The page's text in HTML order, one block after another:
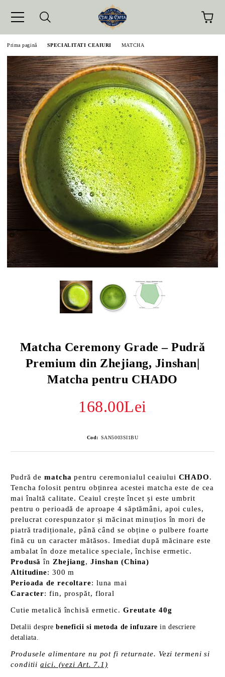
Prima pagină SPECIALITATI CEAIURI MATCHA
Matcha Ceremony Grade – Pudră
Premium din Zhejiang, Jinshan|
Matcha pentru CHADO
168.00Lei
Cod: SAN5003SI1BU
Pudră dematchapentru ceremonialul ceaiului CHADO.
Tencha folosit pentru obținrea acestei matcha este de cea
mai înaltă calitate. Ceaiul crește încet și este umbrit
pentru o perioadă de aproape 4 săptămâni, apoi cules,
prelucrat corespunzator și măcinat minuțios în mori de
piatră tradiționale, până când se obține o pulbere foarte
fină cu un caracter mătăsos. Imediat după măcinare este
ambalat în doze metalice speciale, închise ermetic.
Produsăîn Zhejiang, Jinshan (China)
Altitudine: 300 m
Perioada de recoltare: luna mai
Caracter: fin, prospăt, floral
Cutie metalică închisă ermetic. Greutate 40g
Detalii desprebeneficii si metoda de infuzarein descriere
detaliata.
Produsele alimentare nu pot fi returnate. Vezi termeni si
conditiiaici. (vezi Art. 7.1)